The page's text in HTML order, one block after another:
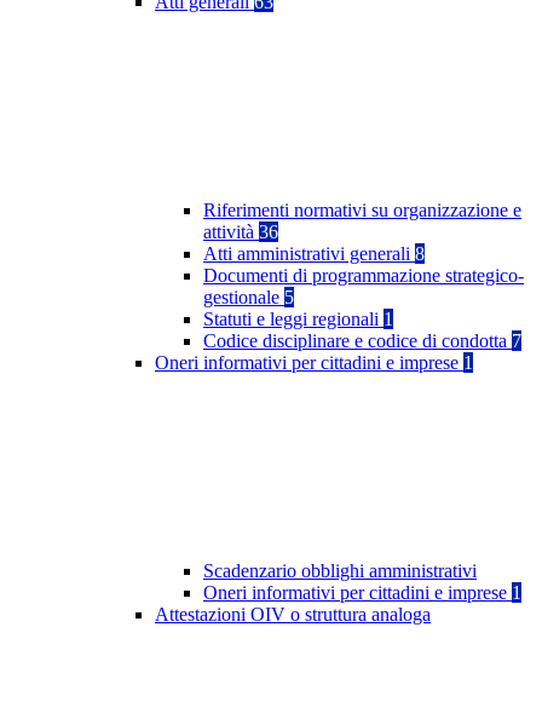
Riferimenti normativi su organizzazione e
attività 36
Atti amministrativi generali 8
Documenti di programmazione strategico-
gestionale 5
Statuti e leggi regionali 1
Codice disciplinare e codice di condotta 7
Oneri informativi per cittadini e imprese 1
Scadenzario obblighi amministrativi
Oneri informativi per cittadini e imprese 1
Attestazioni OIV o struttura analoga